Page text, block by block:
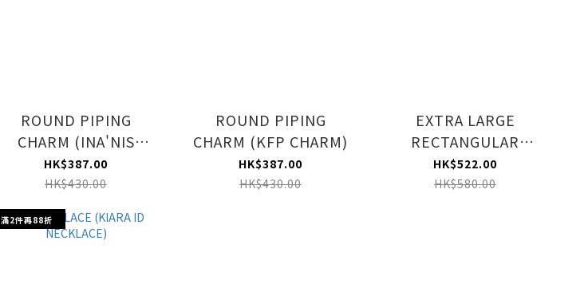
ROUND PIPING
CHARM (INA'NIS
CHARM)
HK$387.00
HK$430.00
ROUND PIPING
CHARM (KFP CHARM)
HK$387.00
HK$430.00
EXTRA LARGE
RECTANGULAR
COSMETIC (KIARA &
INA'NIS POUCH)
HK$522.00
HK$580.00
滿2件再88折